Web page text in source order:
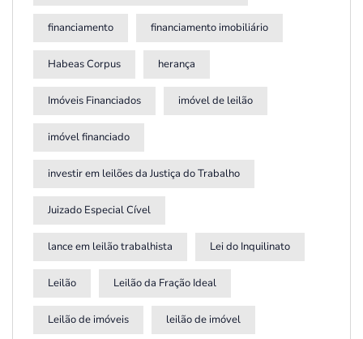
financiamento financiamento imobiliário
Habeas Corpus herança
Imóveis Financiados imóvel de leilão
imóvel financiado
investir em leilões da Justiça do Trabalho
Juizado Especial Cível
lance em leilão trabalhista Lei do Inquilinato
Leilão Leilão da Fração Ideal
Leilão de imóveis leilão de imóvel